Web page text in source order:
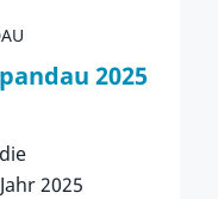
2025
2025